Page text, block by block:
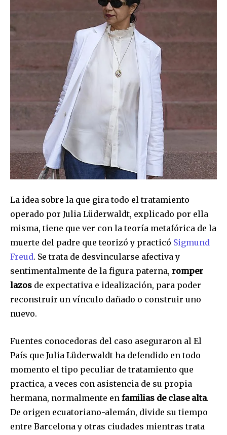
Únete a nuestra comunidad de
suscriptores y sé parte de la
conversación.
Para suscribirte, solo escribe tu dirección de correo eletrónico
y da click en el botón de "suscribir". No te preocupes,
respetamos tu privacidad y no enviaremos correo basura a tu
INBOX. Tu información está segura con nosotros.
SUSCRIBIR
Acepto laPolítica de Privacidad.
Seguidores Seguidores
11,243
Seguidores
La idea sobre la que gira todo el tratamiento
operado por Julia Lüderwaldt, explicado por ella
misma, tiene que ver con la teoría metafórica de la
muerte del padre que teorizó y practicó Sigmund
Freud. Se trata de desvincularse afectiva y
sentimentalmente de la figura paterna, romper
lazos de expectativa e idealización, para poder
reconstruir un vínculo dañado o construir uno
nuevo.
Fuentes conocedoras del caso aseguraron al El
País que Julia Lüderwaldt ha defendido en todo
momento el tipo peculiar de tratamiento que
practica, a veces con asistencia de su propia
hermana, normalmente en familias de clase alta.
De origen ecuatoriano-alemán, divide su tiempo
entre Barcelona y otras ciudades mientras trata